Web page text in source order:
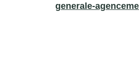
generale-